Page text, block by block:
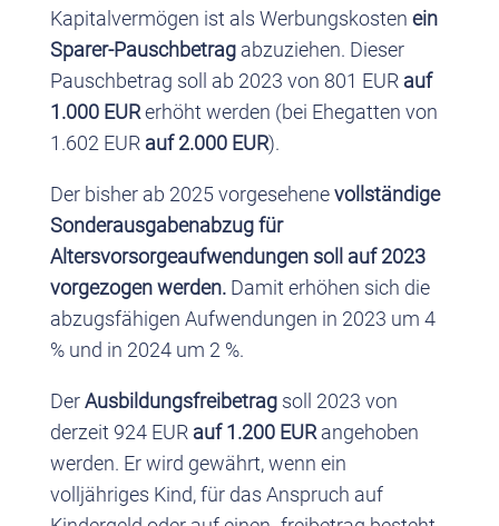
Kapitalvermögen ist als Werbungskosten ein
Sparer-Pauschbetrag abzuziehen. Dieser
Pauschbetrag soll ab 2023 von 801 EUR auf
1.000 EURerhöht werden (bei Ehegatten von
1.602 EUR auf 2.000 EUR).
Der bisher ab 2025 vorgesehenevollständige
Sonderausgabenabzug für
Altersvorsorgeaufwendungen soll auf 2023
vorgezogen werden.Damit erhöhen sich die
abzugsfähigen Aufwendungen in 2023 um 4
% und in 2024 um 2 %.
DerAusbildungsfreibetragsoll 2023 von
derzeit 924 EUR auf 1.200 EURangehoben
werden. Er wird gewährt, wenn ein
volljähriges Kind, für das Anspruch auf